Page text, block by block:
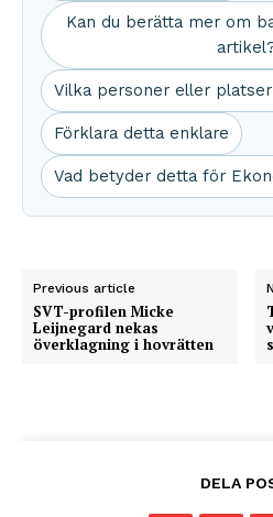
Kan du berätta mer om
Vilka personer eller
Förklara detta enklare
Vad betyder detta för
Previous article
SVT-profilen Micke
Leijnegard nekas
överklagning i hovrätten
DELA